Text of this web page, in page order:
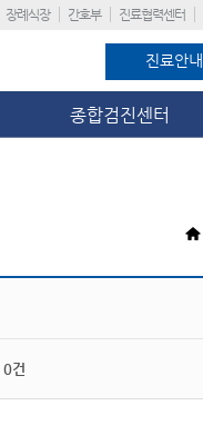
장례식장 간호부 진료협력센터
진료안내
종합검진센터
0건